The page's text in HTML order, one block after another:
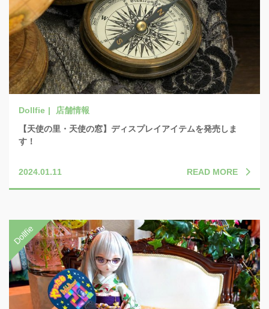
店舗情報
【天使の里・天使の窓】ディスプレイアイテムを発売しま
す！
2024.01.11 READ MORE